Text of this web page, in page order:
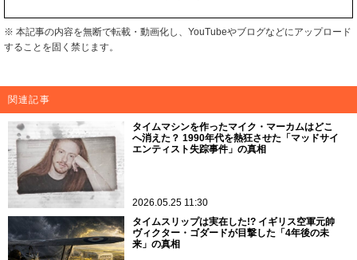
※ 本記事の内容を無断で転載・動画化し、YouTubeやブログなどにアップロード
することを固く禁じます。
関連記事
タイムマシンを作ったマイク・マーカムはどこ
へ消えた？ 1990年代を熱狂させた「マッドサイ
エンティスト失踪事件」の真相
2026.05.25 11:30
タイムスリップは実在した!? イギリス空軍元帥
ヴィクター・ゴダードが目撃した「4年後の未
来」の真相